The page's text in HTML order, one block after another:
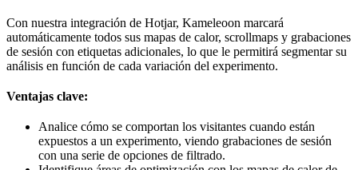
Con nuestra integración de Hotjar, Kameleoon marcará
automáticamente todos sus mapas de calor, scrollmaps y grabaciones
de sesión con etiquetas adicionales, lo que le permitirá segmentar su
análisis en función de cada variación del experimento.
Ventajas clave:
Analice cómo se comportan los visitantes cuando están
expuestos a un experimento, viendo grabaciones de sesión
con una serie de opciones de filtrado.